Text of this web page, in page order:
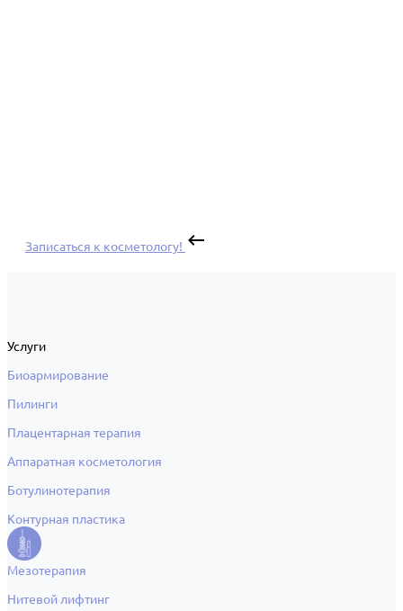
Записаться к косметологу!
Услуги
Биоармирование
Пилинги
Плацентарная терапия
Аппаратная косметология
Ботулинотерапия
Контурная пластика
Мезотерапия
Нитевой лифтинг